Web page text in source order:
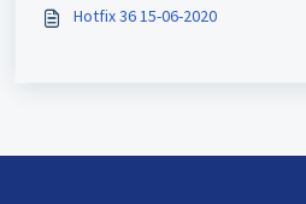
Hotfix 36 15-06-2020